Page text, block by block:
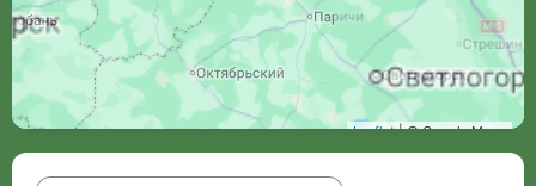
Leaflet| © Google Maps